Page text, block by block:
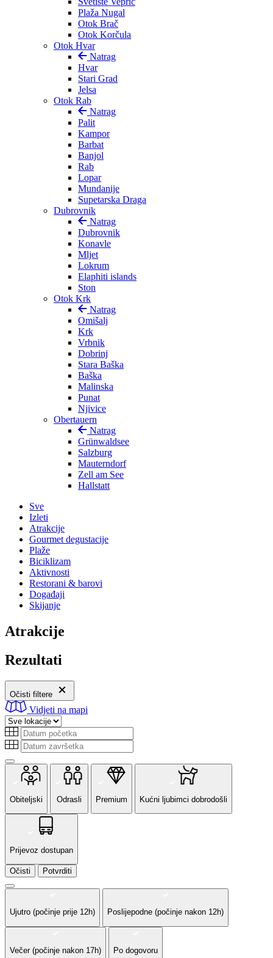
Plaža Nugal
Otok Brač
Otok Korčula
Otok Hvar
Natrag
Hvar
Stari Grad
Jelsa
Otok Rab
Natrag
Palit
Kampor
Barbat
Banjol
Rab
Lopar
Mundanije
Supetarska Draga
Dubrovnik
Natrag
Dubrovnik
Konavle
Mljet
Lokrum
Elaphiti islands
Ston
Otok Krk
Natrag
Omišalj
Krk
Vrbnik
Dobrinj
Stara Baška
Baška
Malinska
Punat
Njivice
Obertauern
Natrag
Grünwaldsee
Salzburg
Mauterndorf
Zell am See
Hallstatt
Sve
Izleti
Atrakcije
Gourmet degustacije
Plaže
Biciklizam
Aktivnosti
Restorani & barovi
Događaji
Skijanje
Atrakcije
Rezultati
Očisti filtere
Vidjeti na mapi
Obiteljski Odrasli Premium Kućni ljubimci dobrodošli
Prijevoz dostupan
Očisti Potvrditi
Ujutro (počinje prije 12h) Poslijepodne (počinje nakon 12h)
Večer (počinje nakon 17h) Po dogovoru